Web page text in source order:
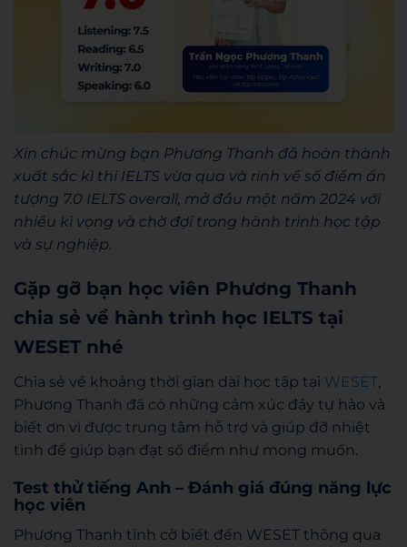
Xin chúc mừng bạn Phương Thanh đã hoàn thành
xuất sắc kì thi IELTS vừa qua và rinh về số điểm ấn
tượng 7.0 IELTS overall, mở đầu một năm 2024 với
nhiều kì vọng và chờ đợi trong hành trình học tập
và sự nghiệp.
Gặp gỡ bạn học viên Phương Thanh
chia sẻ về hành trình học IELTS tại
WESET nhé
Chia sẻ về khoảng thời gian dài học tập tại WESET,
Phương Thanh đã có những cảm xúc đầy tự hào và
biết ơn vì được trung tâm hỗ trợ và giúp đỡ nhiệt
tình để giúp bạn đạt số điểm như mong muốn.
Test thử tiếng Anh – Đánh giá đúng năng lực
học viên
Phương Thanh tình cờ biết đến WESET thông qua